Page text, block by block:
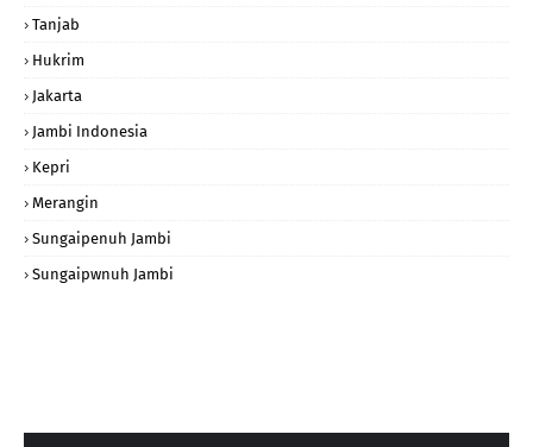
Tanjab
Hukrim
Jakarta
Jambi Indonesia
Kepri
Merangin
Sungaipenuh Jambi
Sungaipwnuh Jambi